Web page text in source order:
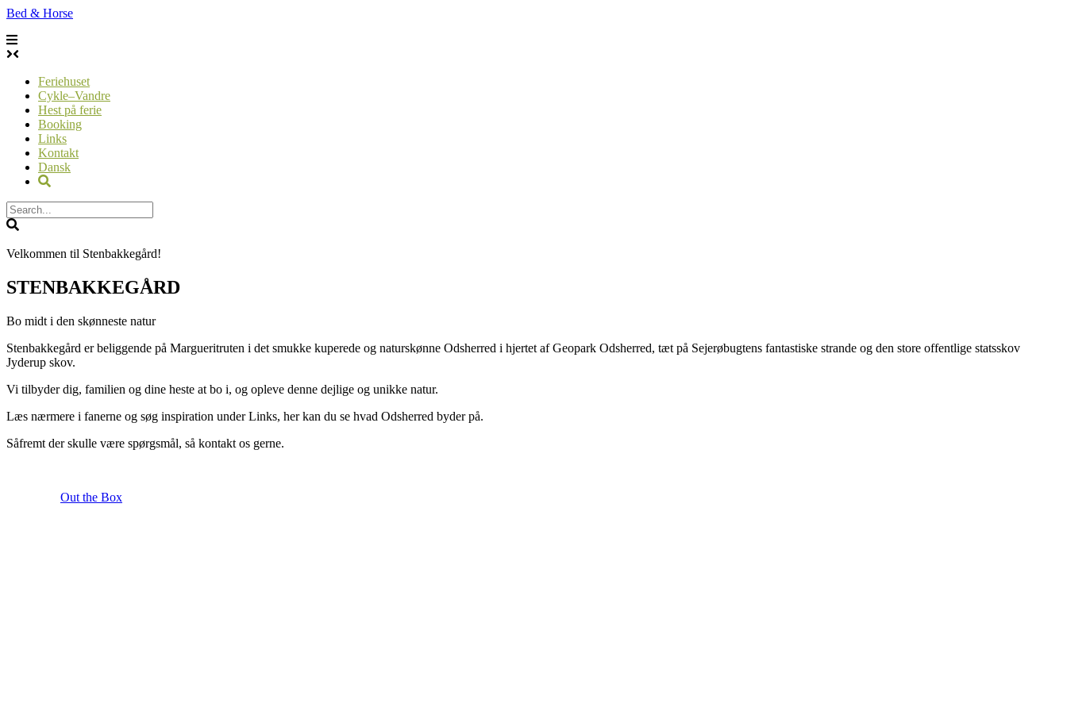
Skip
content
Bed & Horse
Feriehuset
Cykle–Vandre
Hest på ferie
Booking
Links
Kontakt
Dansk
Velkommen til Stenbakkegård!
STENBAKKEGÅRD
Bo midt i den skønneste natur
Stenbakkegård er beliggende på Margueritruten i det smukke kuperede og naturskønne Odsherred i hjertet af Geopark Odsherred, tæt på Sejerøbugtens fantastiske strande og den store offentlige statsskov
Jyderup skov.
Vi tilbyder dig, familien og dine heste at bo i, og opleve denne dejlige og unikke natur.
Læs nærmere i fanerne og søg inspiration under Links, her kan du se hvad Odsherred byder på.
Såfremt der skulle være spørgsmål, så kontakt os gerne.
Out the Box